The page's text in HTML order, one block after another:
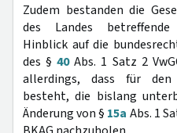
Zudem bestanden die
des Landes
Hinblick auf die
des §40Abs. 1 Satz 2
allerdings, dass für den
besteht, die bislang
Änderung von § 15a Abs. 1